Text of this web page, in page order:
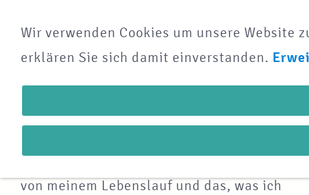
NAVIGATION ÖFFNEN
Mein Lebenslauf
Hier nun für euch eine kurze Übersicht
von meinem Lebenslauf und das, was ich
Wir verwenden Cookies um unsere
erklären Sie sich damit einverstanden.